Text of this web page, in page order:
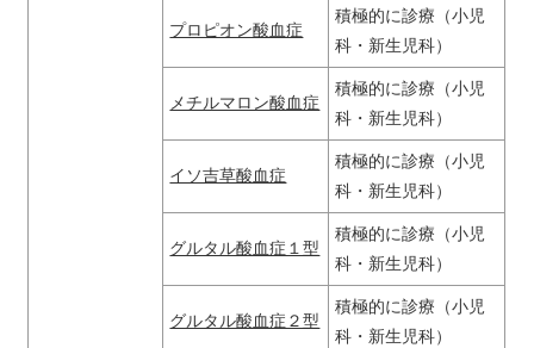
プロピオン酸血症
積極的に診療（小児
科・新生児科）
メチルマロン酸血症
積極的に診療（小児
科・新生児科）
イソ吉草酸血症
積極的に診療（小児
科・新生児科）
グルタル酸血症１型
積極的に診療（小児
科・新生児科）
グルタル酸血症２型
積極的に診療（小児
科・新生児科）